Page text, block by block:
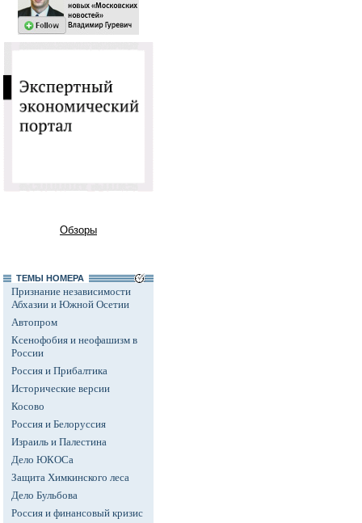
Обзоры
ТЕМЫ НОМЕРА
Признание независимости
Абхазии и Южной Осетии
Автопром
Ксенофобия и неофашизм в
России
Россия и Прибалтика
Исторические версии
Косово
Россия и Белоруссия
Израиль и Палестина
Дело ЮКОСа
Защита Химкинского леса
Дело Бульбова
Россия и финансовый кризис